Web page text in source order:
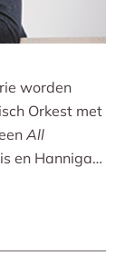
worden
Orkest met
All
en Hannigan